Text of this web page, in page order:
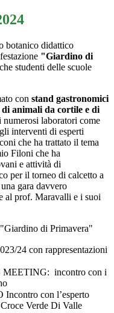
botanico didattico
"Giardino di
studenti delle scuole
con stand gastronomici
di animali da cortile e di
laboratori come
interventi di esperti
che ha trattato il tema
Filoni che ha
e attività di
per il torneo di calcetto a
gara davvero
al prof. Maravalli e i suoi
di Primavera"
24 con rappresentazioni
incontro con i
con l’esperto
Verde Di Valle